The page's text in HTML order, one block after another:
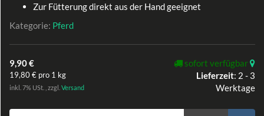
Zur Fütterung direkt aus der Hand geeignet
Kategorie: Pferd
9,90 €
19,80 € pro 1 kg
inkl. 7% USt. , zzgl. Versand
sofort verfügbar
Lieferzeit: 2 - 3
Werktage